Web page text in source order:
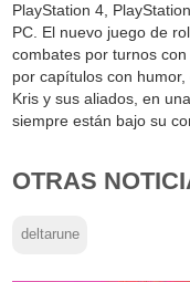
PlayStation 4,
PC. El nuevo juego de
combates por turnos
por capítulos con
Kris y sus aliados, en
siempre están bajo su
OTRAS
deltarune